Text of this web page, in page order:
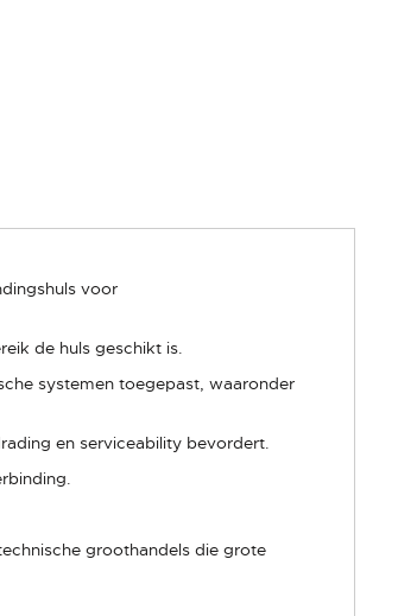
voor
de huls geschikt is.
systemen toegepast, waaronder
en serviceability bevordert.
groothandels die grote